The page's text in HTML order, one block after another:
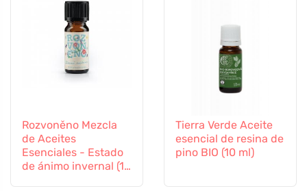
Rozvoněno Mezcla
de Aceites
Esenciales - Estado
de ánimo invernal (10
Tierra Verde Aceite
esencial de resina de
pino BIO (10 ml)